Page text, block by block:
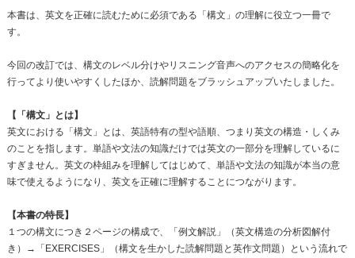
本書は、英文を正確に読むために必須である「構文」の理解に役立つ一冊で
す。
今回の改訂では、構文のレベル分けやリスニング音声へのアクセスの簡略化を
行ってより使いやすくしたほか、読解問題をブラッシュアップいたしました。
【「構文」とは】
英文における「構文」とは、英語特有の型や語順、つまり英文の構造・しくみ
のことを指します。単語や文法の知識だけでは英文の一部分を理解しているに
すぎません。英文の枠組みを理解してはじめて、単語や文法の知識が本当の意
味で使えるようになり、英文を正確に理解することにつながります。
【本書の特長】
１つの構文につき２ページの構成で、「例文解説」（英文構造の分析図解付
き）→「EXERCISES」（構文を生かした読解問題と英作文問題）という流れで